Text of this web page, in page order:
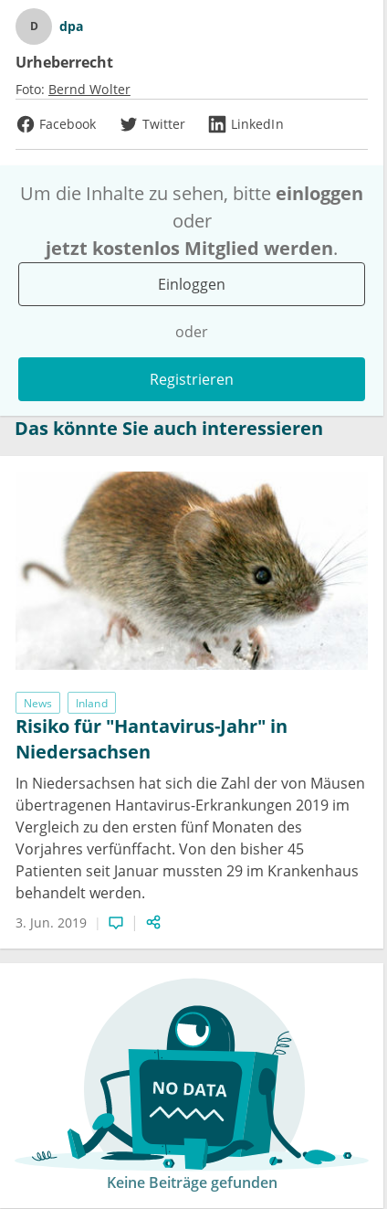
D dpa
Urheberrecht
Foto: Bernd Wolter
Facebook
Twitter LinkedIn
Um die Inhalte zu sehen, bitte einloggen
oder
jetzt kostenlos Mitglied werden.
Einloggen
oder
Registrieren
Das könnte Sie auch interessieren
News Inland
Risiko für "Hantavirus-Jahr" in
Niedersachsen
In Niedersachsen hat sich die Zahl der von Mäusen
übertragenen Hantavirus-Erkrankungen 2019 im
Vergleich zu den ersten fünf Monaten des
Vorjahres verfünffacht. Von den bisher 45
Patienten seit Januar mussten 29 im Krankenhaus
behandelt werden.
3. Jun. 2019
Keine Beiträge gefunden